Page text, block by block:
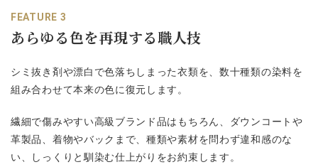
FEATURE 3
あらゆる色を再現する職人技
シミ抜き剤や漂白で色落ちしまった衣類を、数十種類の染料を
組み合わせて本来の色に復元します。
繊細で傷みやすい高級ブランド品はもちろん、ダウンコートや
革製品、着物やバックまで、種類や素材を問わず違和感のな
い、しっくりと馴染む仕上がりをお約束します。